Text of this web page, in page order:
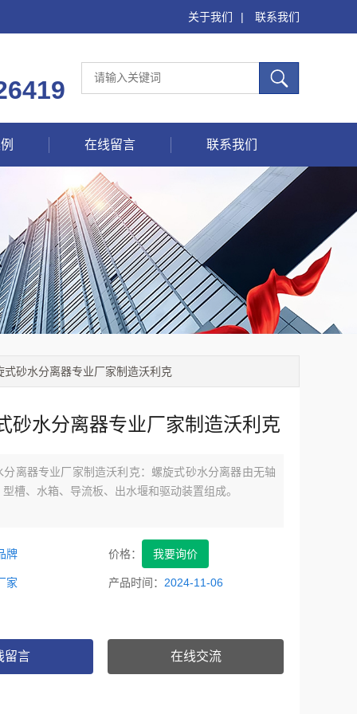
关于我们 | 联系我们
在线留言 联系我们
砂水分离器专业厂家制造沃利克
砂水分离器专业厂家制造沃利克
分离器专业厂家制造沃利克：螺旋式砂水分离器由无轴
槽、水箱、导流板、出水堰和驱动装置组成。
牌 价格： 我要询价
家 产品时间： 2024-11-06
留言 在线交流